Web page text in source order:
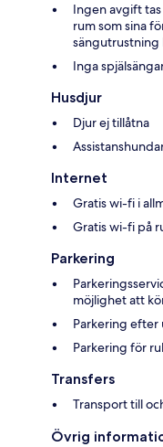
Ingen avgift
rum som sina
sängutrustning
Inga
Husdjur
Djur ej tillåtna
Internet
Gratis wi-fi i
Gratis wi-fi på
Parkering
möjlighet att
Parkering efter
Parkering för
Transfers
Transport till
Övrig